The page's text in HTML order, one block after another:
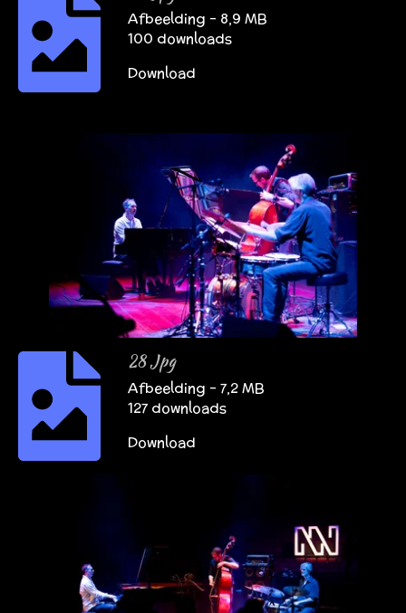
Afbeelding – 8,9 MB
100 downloads
Download
28 Jpg
Afbeelding – 7,2 MB
127 downloads
Download